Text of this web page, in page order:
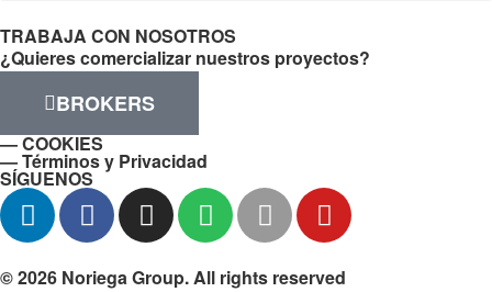
TRABAJA CON NOSOTROS
¿Quieres comercializar nuestros proyectos?
BROKERS
— COOKIES
— Términos y Privacidad
SÍGUENOS
© 2026 Noriega Group. All rights reserved